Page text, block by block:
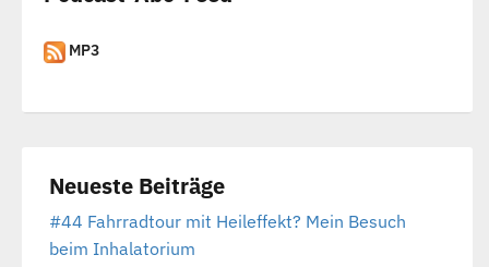
MP3
Neueste Beiträge
#44 Fahrradtour mit Heileffekt? Mein Besuch
beim Inhalatorium